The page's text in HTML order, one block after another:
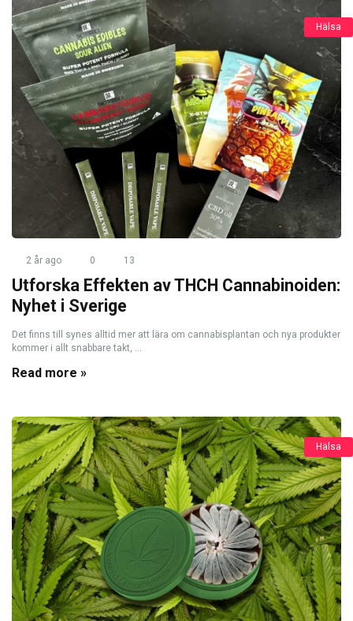
Hälsa
2 år ago 0 13
Utforska Effekten av THCH Cannabinoiden:
Nyhet i Sverige
Det finns till synes alltid mer att lära om cannabisplantan och nya produkter
kommer i allt snabbare takt, ...
Read more »
Hälsa